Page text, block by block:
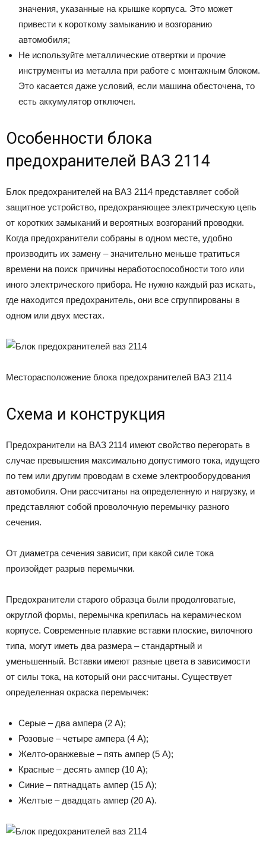
значения, указанные на крышке корпуса. Это может
привести к короткому замыканию и возгоранию
автомобиля;
Не используйте металлические отвертки и прочие
инструменты из металла при работе с монтажным блоком.
Это касается даже условий, если машина обесточена, то
есть аккумулятор отключен.
Особенности блока
предохранителей ВАЗ 2114
Блок предохранителей на ВАЗ 2114 представляет собой
защитное устройство, предохраняющее электрическую цепь
от коротких замыканий и вероятных возгораний проводки.
Когда предохранители собраны в одном месте, удобно
производить их замену – значительно меньше тратиться
времени на поиск причины неработоспособности того или
иного электрического прибора. Не нужно каждый раз искать,
где находится предохранитель, они все сгруппированы в
одном или двух местах.
Месторасположение блока предохранителей ВАЗ 2114
Схема и конструкция
Предохранители на ВАЗ 2114 имеют свойство перегорать в
случае превышения максимально допустимого тока, идущего
по тем или другим проводам в схеме электрооборудования
автомобиля. Они рассчитаны на определенную и нагрузку, и
представляют собой проволочную перемычку разного
сечения.
От диаметра сечения зависит, при какой силе тока
произойдет разрыв перемычки.
Предохранители старого образца были продолговатые,
округлой формы, перемычка крепилась на керамическом
корпусе. Современные плавкие вставки плоские, вилочного
типа, могут иметь два размера – стандартный и
уменьшенный. Вставки имеют разные цвета в зависимости
от силы тока, на который они рассчитаны. Существует
определенная окраска перемычек:
Серые – два ампера (2 А);
Розовые – четыре ампера (4 А);
Желто-оранжевые – пять ампер (5 А);
Красные – десять ампер (10 А);
Синие – пятнадцать ампер (15 А);
Желтые – двадцать ампер (20 А).